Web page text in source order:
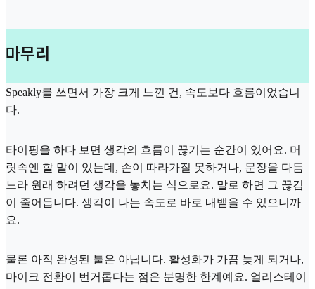
마무리
Speakly를 쓰면서 가장 크게 느낀 건, 속도보다 흐름이었습니
다.
타이핑을 하다 보면 생각의 흐름이 끊기는 순간이 있어요. 머
릿속엔 할 말이 있는데, 손이 따라가질 못하거나, 문장을 다듬
느라 원래 하려던 생각을 놓치는 식으로요. 말로 하면 그 끊김
이 줄어듭니다. 생각이 나는 속도로 바로 내뱉을 수 있으니까
요.
물론 아직 완성된 툴은 아닙니다. 활성화가 가끔 늦게 되거나,
마이크 전환이 번거롭다는 점은 분명한 한계예요. 얼리스테이